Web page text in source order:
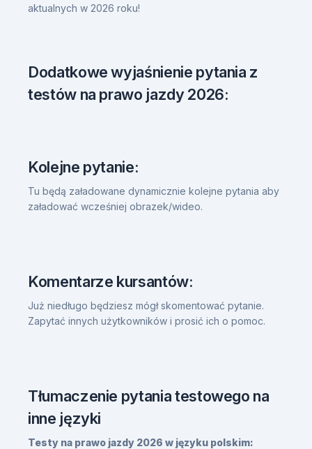
aktualnych w 2026 roku!
Dodatkowe wyjaśnienie pytania z
testów na prawo jazdy 2026:
Kolejne pytanie:
Tu będą załadowane dynamicznie kolejne pytania aby
załadować wcześniej obrazek/wideo.
Komentarze kursantów:
Już niedługo będziesz mógł skomentować pytanie.
Zapytać innych użytkowników i prosić ich o pomoc.
Tłumaczenie pytania testowego na
inne języki
Testy na prawo jazdy 2026 w języku polskim: